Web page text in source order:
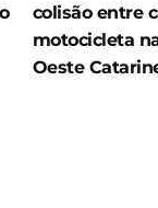
colisão entre
motocicleta
Oeste